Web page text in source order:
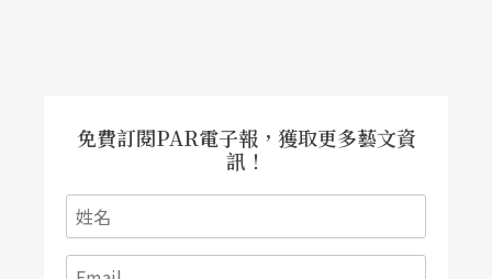
一格的鋼琴演出，更已深受歐美爵士樂界矚目。畢
的鋼琴手，早從一九六九年開始便自組了一支以演
奏Free Jazz為主的三重奏樂團，自此其強烈的實驗
免費訂閱PAR電子報，獲取更多藝文資
訊！